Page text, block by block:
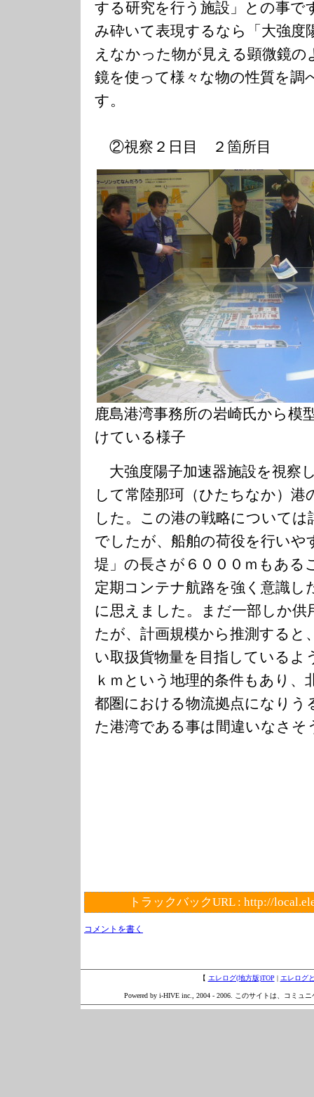
する研究を行う施設」との事で
み砕いて表現するなら「大強度
えなかった物が見える顕微鏡
鏡を使って様々な物の性質を調
す。
②視察２日目 ２箇所目
鹿島港湾事務所の岩崎氏から模
けている様子
大強度陽子加速器施設を視察
して常陸那珂（ひたちなか）港
した。この港の戦略について
でしたが、船舶の荷役を行いや
堤」の長さが６０００ｍもある
定期コンテナ航路を強く意識し
に思えました。まだ一部しか
たが、計画規模から推測すると
い取扱貨物量を目指しているよ
ｋｍという地理的条件もあり、
都圏における物流拠点になりう
た港湾である事は間違いなさそ
トラックバックURL : http://
コメントを書く
【 エレログ(地方版)TOP | エレログ
Powered by i-HIVE inc., 2004 - 2006. このサイトは、コミュ